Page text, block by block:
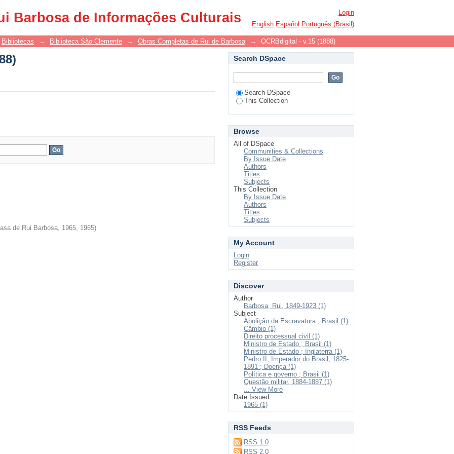
Barbosa de Informações Culturais
Login
English Español Português (Brasil)
Bibliotecas → Biblioteca São Clemente → Obras Completas de Rui de Barbosa → OCRBdigital - v.15 (1888)
de Rui Barbosa, 1965, 1965)
Search DSpace
Search DSpace
This Collection
Browse
All of DSpace
Communities & Collections
By Issue Date
Authors
Titles
Subjects
This Collection
By Issue Date
Authors
Titles
Subjects
My Account
Login
Register
Discover
Author
Barbosa, Rui, 1849-1923 (1)
Subject
Abolição da Escravatura ; Brasil (1)
Câmbio (1)
Direito processual civil (1)
Ministro de Estado ; Brasil (1)
Ministro de Estado ; Inglaterra (1)
Pedro II, Imperador do Brasil, 1825-
1891 ; Doença (1)
Política e governo ; Brasil (1)
Questão militar, 1884-1887 (1)
... View More
Date Issued
1965 (1)
RSS Feeds
RSS 1.0
RSS 2.0